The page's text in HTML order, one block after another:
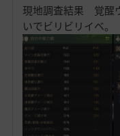
現地調査結果 覚醒
いでビリビリイベ。